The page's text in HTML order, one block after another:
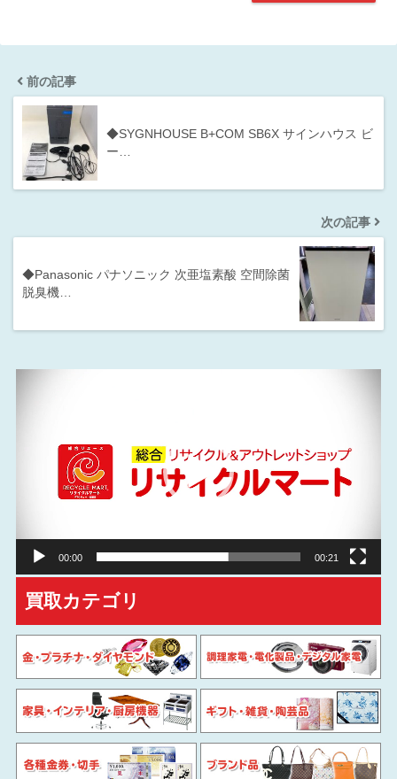
前の記事
◆SYGNHOUSE B+COM SB6X サインハウス ビ
ー…
次の記事
◆Panasonic パナソニック 次亜塩素酸 空間除菌
脱臭機…
00:00 00:21
買取カテゴリ